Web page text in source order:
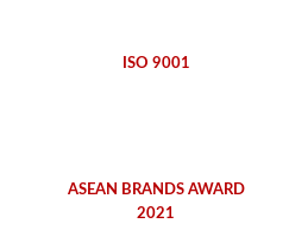
ISO 9001
ASEAN BRANDS AWARD
2021